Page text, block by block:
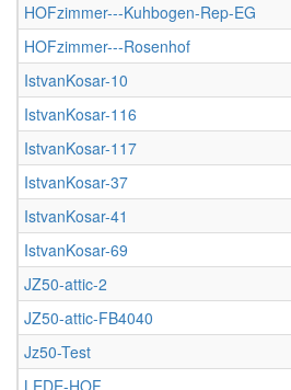
HOFzimmer---Kuhbogen-Rep-EG
HOFzimmer---Rosenhof
IstvanKosar-10
IstvanKosar-116
IstvanKosar-117
IstvanKosar-37
IstvanKosar-41
IstvanKosar-69
JZ50-attic-2
JZ50-attic-FB4040
Jz50-Test
LEDE-HOF